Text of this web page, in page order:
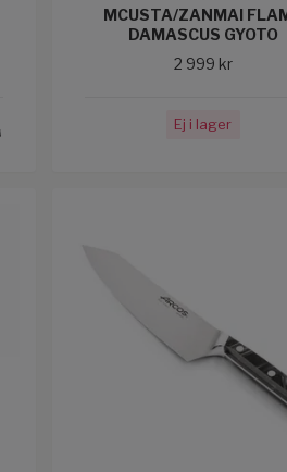
MCUSTA/ZANMAI
DAMASCUS GYOTO
2 999 kr
Ej i lager